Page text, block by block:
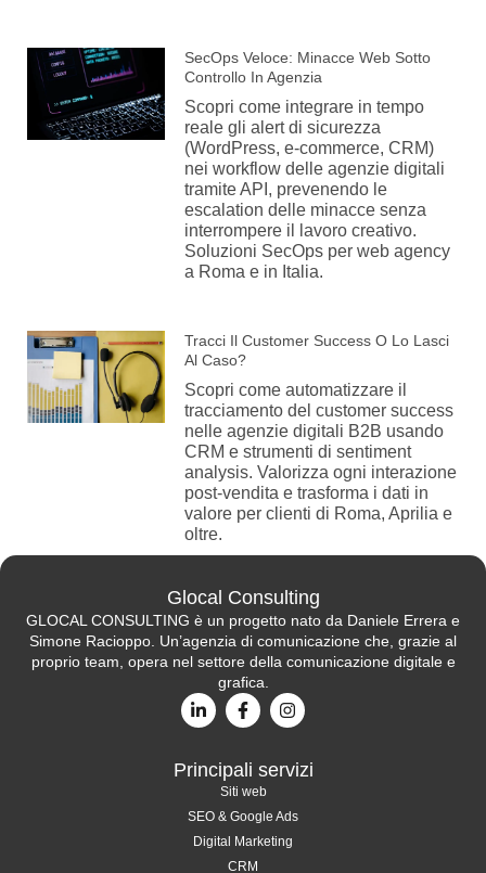
SecOps Veloce: Minacce Web Sotto
Controllo In Agenzia
Scopri come integrare in tempo
reale gli alert di sicurezza
(WordPress, e-commerce, CRM)
nei workflow delle agenzie digitali
tramite API, prevenendo le
escalation delle minacce senza
interrompere il lavoro creativo.
Soluzioni SecOps per web agency
a Roma e in Italia.
Tracci Il Customer Success O Lo Lasci
Al Caso?
Scopri come automatizzare il
tracciamento del customer success
nelle agenzie digitali B2B usando
CRM e strumenti di sentiment
analysis. Valorizza ogni interazione
post-vendita e trasforma i dati in
valore per clienti di Roma, Aprilia e
oltre.
Glocal Consulting
GLOCAL CONSULTING è un progetto nato da Daniele Errera e
Simone Racioppo. Un’agenzia di comunicazione che, grazie al
proprio team, opera nel settore della comunicazione digitale e
grafica.
Principali servizi
Siti web
SEO & Google Ads
Digital Marketing
CRM